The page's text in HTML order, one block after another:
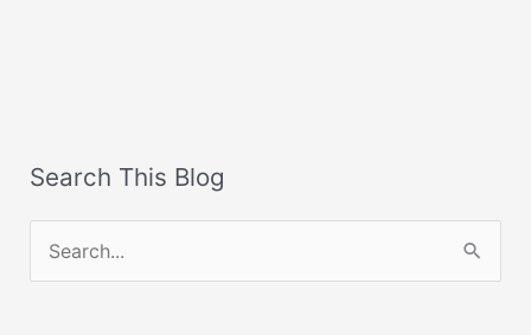
Search This Blog
e